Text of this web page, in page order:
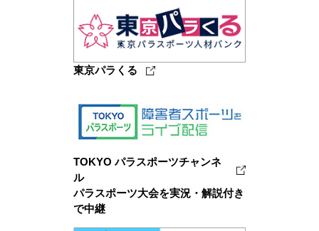
東京パラくる
TOKYO パラスポーツチャンネ
ル
パラスポーツ大会を実況・解説付き
で中継